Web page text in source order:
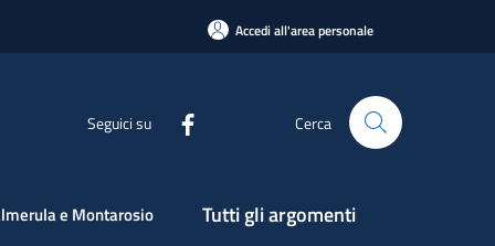
Accedi all'area personale
Seguici su Cerca
e Montarosio Tutti gli argomenti